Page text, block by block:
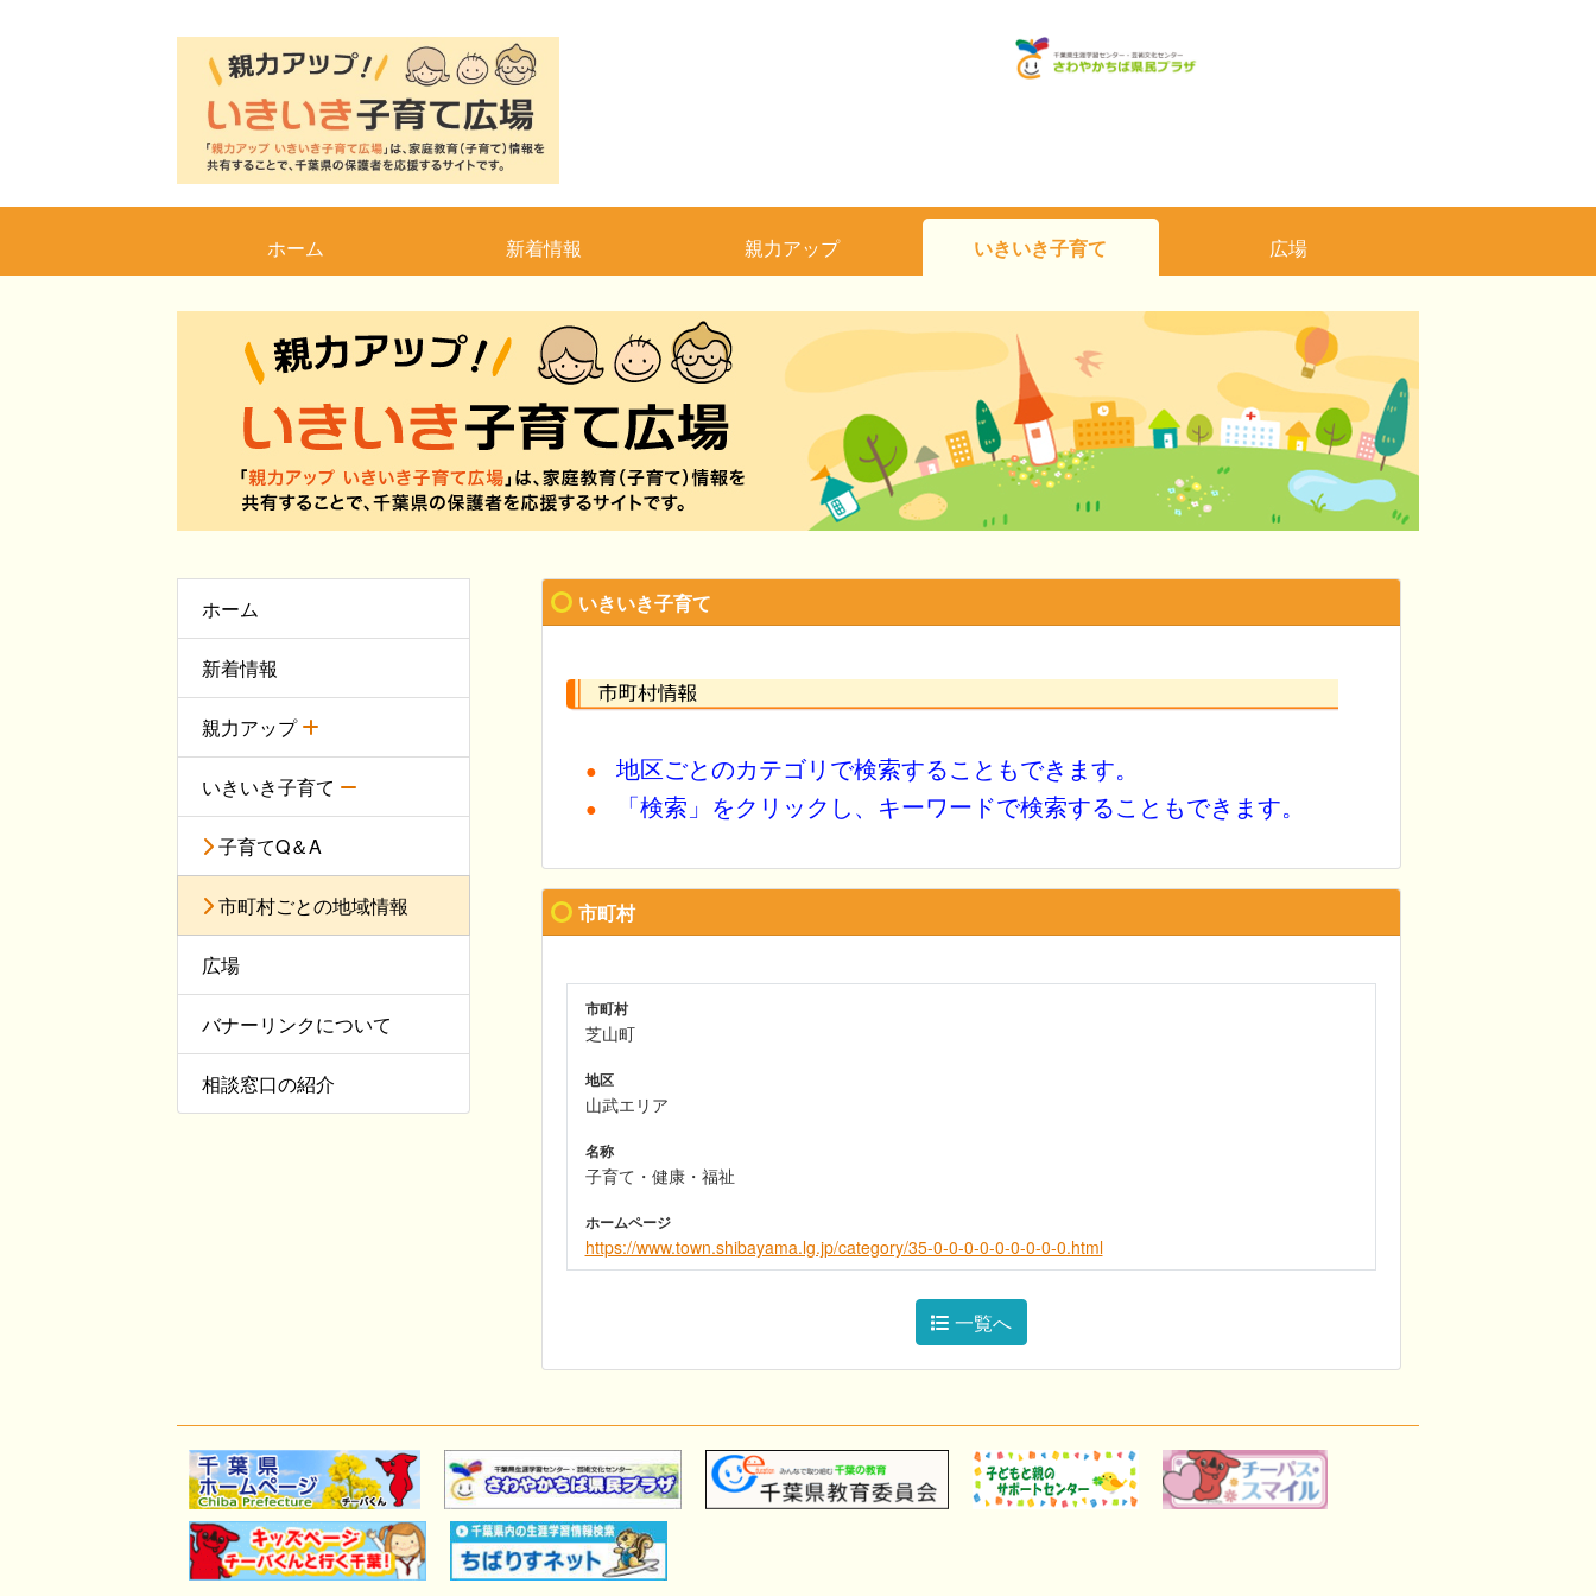
ホーム 新着情報 親力アップ いきいき子育て 広場
ホーム
新着情報
親力アップ
いきいき子育て
子育てQ＆A
市町村ごとの地域情報
広場
バナーリンクについて
相談窓口の紹介
いきいき子育て
● 地区ごとのカテゴリで検索することもできます。
● 「検索」をクリックし、キーワードで検索することもできます。
市町村
市町村
芝山町
地区
山武エリア
名称
子育て・健康・福祉
ホームページ
https://www.town.shibayama.lg.jp/category/35-0-0-0-0-0-0-0-0-0.html
一覧へ